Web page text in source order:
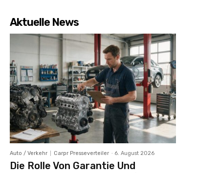
Aktuelle News
Auto / Verkehr Carpr Presseverteiler - 6. August 2026
Die Rolle Von Garantie Und